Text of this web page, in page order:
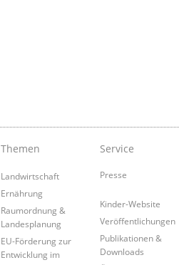
Themen
Landwirtschaft
Ernährung
Raumordnung &
Landesplanung
EU-Förderung zur
Entwicklung im
Service
Presse
Kinder-Website
Veröffentlichungen
Publikationen &
Downloads